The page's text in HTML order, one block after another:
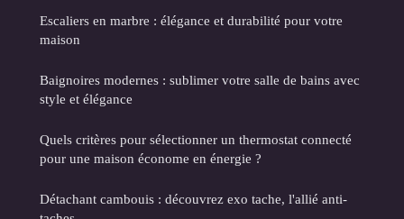
Escaliers en marbre : élégance et durabilité pour votre
maison
Baignoires modernes : sublimer votre salle de bains avec
style et élégance
Quels critères pour sélectionner un thermostat connecté
pour une maison économe en énergie ?
Détachant cambouis : découvrez exo tache, l'allié anti-